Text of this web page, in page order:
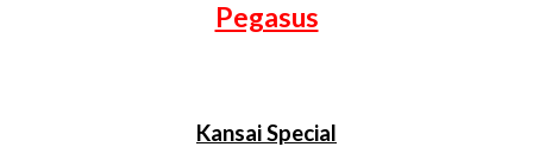
Pegasus
Kansai Special